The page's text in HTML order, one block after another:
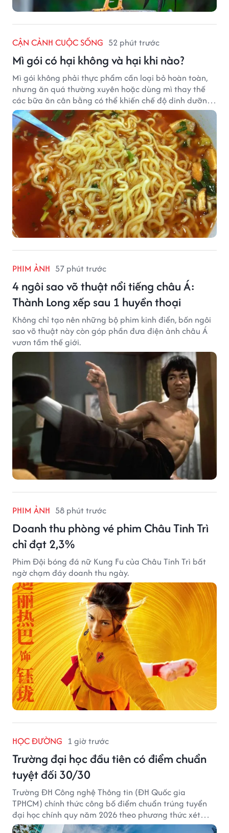
CẬN CẢNH CUỘC SỐNG 52 phút trước
Mì gói có hại không và hại khi nào?
Mì gói không phải thực phẩm cần loại bỏ hoàn toàn,
nhưng ăn quá thường xuyên hoặc dùng mì thay thế
các bữa ăn cân bằng có thể khiến chế độ dinh dưỡng
mất cân đối.
PHIM ẢNH 57 phút trước
4 ngôi sao võ thuật nổi tiếng châu Á:
Thành Long xếp sau 1 huyền thoại
Không chỉ tạo nên những bộ phim kinh điển, bốn ngôi
sao võ thuật này còn góp phần đưa điện ảnh châu Á
vươn tầm thế giới.
PHIM ẢNH 58 phút trước
Doanh thu phòng vé phim Châu Tinh Trì
chỉ đạt 2,3%
Phim Đội bóng đá nữ Kung Fu của Châu Tinh Trì bất
ngờ chạm đáy doanh thu ngày.
HỌC ĐƯỜNG 1 giờ trước
Trường đại học đầu tiên có điểm chuẩn
tuyệt đối 30/30
Trường ĐH Công nghệ Thông tin (ĐH Quốc gia
TPHCM) chính thức công bố điểm chuẩn trúng tuyển
đại học chính quy năm 2026 theo phương thức xét
tuyển tổng hợp.